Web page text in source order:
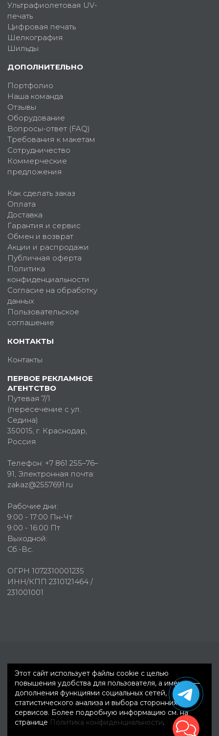
Ультрафиолетовая UV-
печать
Цифровая печать
Шелкография
Шильды
ДОПОЛНИТЕЛЬНО
Портфолио
Наша команда
Отзывы
Оборудование
Вопросы-ответ (FAQ)
Требования к макетам
Сотрудничество
Коммерческие
предложения
Как сделать заказ
Оплата
Доставка
Гарантия и сервис
Обмен и возврат
Акции и распродажи
Публичная оферта
Политика
конфиденциальности
Согласие на обработку
данных
Пользовательское
соглашение
КОНТАКТЫ
Контакты
ПЕРВОЕ РЕКЛАМНОЕ
АГЕНТСТВО
Путевая 7/1
(пересечение с ул.
Седина)
350015, г. Краснодар,
Россия
Телефон: +7 861 255–76–
91, Электронная почта:
zakaz@2557691.ru
Рабочие дни:
9:00 - 17:00 Пн-Чт
9:00 - 16:00 Пт
Выходной:
Сб.-Вс.
ОГРН 1072310001235
ИНН/КПП 2310121464 /
231001001
Этот сайт использует файлы cookie с целью
повышения удобства для пользователя, а именно —
дополнения функциями социальных сетей,
статистического анализа и выбора сторонних
сервисов. Более подробную информацию см. на
странице Политика конфиденциальности.